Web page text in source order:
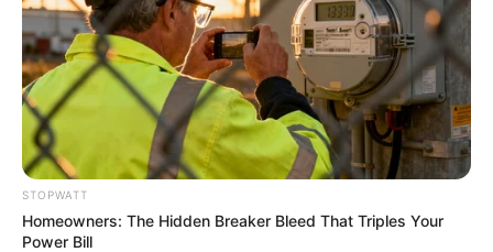
ดูดวง
วันที่ 1 ส.ค. 2569 วันคล้ายวันสำเร็จ
มรรคผลพระโพธิสัตว์กวนอิม
STOPWATT
Homeowners: The Hidden Breaker Bleed That Triples Your
Power Bill